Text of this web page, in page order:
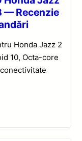
— Recenzie
Honda Jazz 2
10, Octa-core